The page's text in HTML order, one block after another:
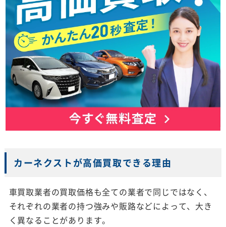
カーネクストが高価買取できる理由
車買取業者の買取価格も全ての業者で同じではなく、
それぞれの業者の持つ強みや販路などによって、大き
く異なることがあります。